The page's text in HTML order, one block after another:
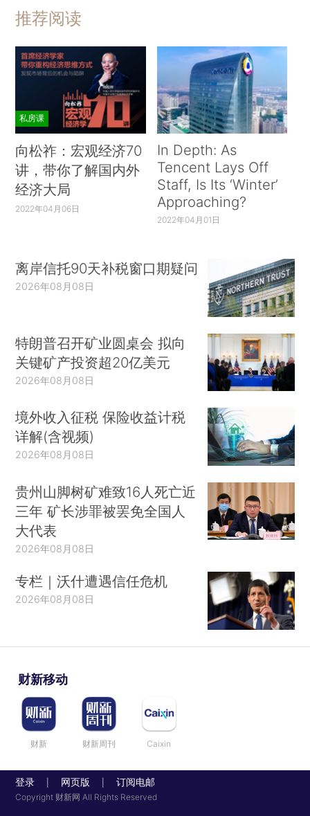
推荐阅读
私房课
向松祚：宏观经济70
讲，带你了解国内外
经济大局
2022年04月06日
In Depth: As
Tencent Lays Off
Staff, Is Its ‘Winter’
Approaching?
2022年04月01日
离岸信托90天补税窗口期疑问
2026年08月08日
特朗普召开矿业圆桌会 拟向
关键矿产投资超20亿美元
2026年08月08日
境外收入征税 保险收益计税
详解(含视频)
2026年08月08日
贵州山脚树矿难致16人死亡近
三年 矿长涉罪被罢免全国人
大代表
2026年08月08日
专栏｜沃什遭遇信任危机
2026年08月08日
财新移动
财新 财新周刊 Caixin
登录 网页版 订阅电邮
Copyright 财新网 All Rights Reserved